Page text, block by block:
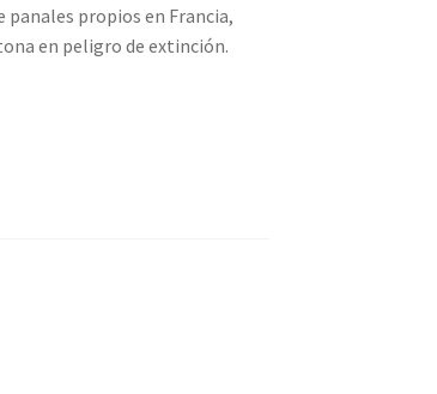
propios en Francia,
en peligro de extinción.